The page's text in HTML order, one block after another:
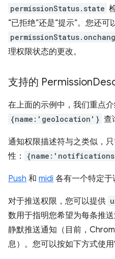
permissionStatus.state
“已拒绝”还是“提示”。您还可
理权限状态的更改。
支持的 Permission
在上面的示例中，我们重点
{name:'geolocation'} 查
通知权限描述符与之类似，
性：
Push 和 midi 各有一个特定于
对于推送权限，您可以提供
数用于指明您希望为每条推
静默推送通知（目前，
息）。您可以按如下方式使用